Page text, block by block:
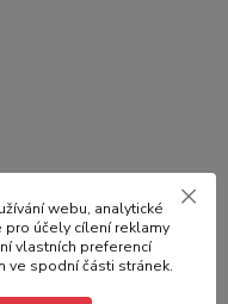
webu, analytické
pro účely cílení reklamy
vlastních preferencí
ve spodní části stránek.